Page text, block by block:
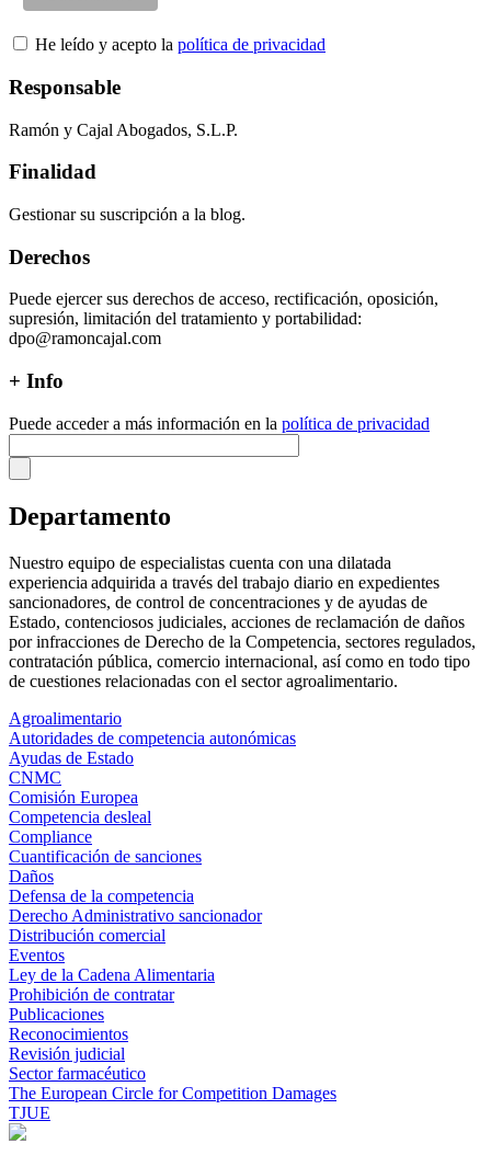
He leído y acepto la política de privacidad
Responsable
Ramón y Cajal Abogados, S.L.P.
Finalidad
Gestionar su suscripción a la blog.
Derechos
Puede ejercer sus derechos de acceso, rectificación, oposición,
supresión, limitación del tratamiento y portabilidad:
dpo@ramoncajal.com
+ Info
Puede acceder a más información en la política de privacidad
Departamento
Nuestro equipo de especialistas cuenta con una dilatada
experiencia adquirida a través del trabajo diario en expedientes
sancionadores, de control de concentraciones y de ayudas de
Estado, contenciosos judiciales, acciones de reclamación de daños
por infracciones de Derecho de la Competencia, sectores regulados,
contratación pública, comercio internacional, así como en todo tipo
de cuestiones relacionadas con el sector agroalimentario.
Agroalimentario
Autoridades de competencia autonómicas
Ayudas de Estado
CNMC
Comisión Europea
Competencia desleal
Compliance
Cuantificación de sanciones
Daños
Defensa de la competencia
Derecho Administrativo sancionador
Distribución comercial
Eventos
Ley de la Cadena Alimentaria
Prohibición de contratar
Publicaciones
Reconocimientos
Revisión judicial
Sector farmacéutico
The European Circle for Competition Damages
TJUE